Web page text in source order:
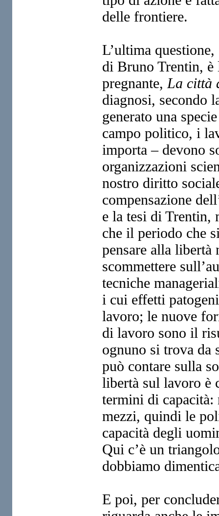
delle frontiere.
L’ultima
di Bruno Trentin,
pregnante, La città
diagnosi, secondo
generato una
campo politico, i
importa – devono
organizzazioni
nostro diritto
compensazione
e la tesi di Trentin,
che il periodo che
pensare alla
scommettere
tecniche
i cui effetti
lavoro; le nuove
di lavoro sono il
ognuno si trova
può contare sulla
libertà sul lavoro è
termini di
mezzi, quindi le
capacità degli
Qui c’è un
dobbiamo
E poi, per